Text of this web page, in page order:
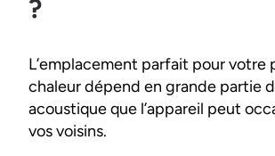
?
L’emplacement parfait pour votre
chaleur dépend en grande partie
acoustique que l’appareil peut
vos voisins.